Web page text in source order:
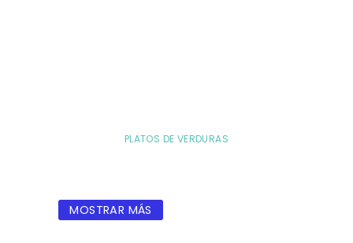
PLATOS DE VERDURAS
MOSTRAR MÁS